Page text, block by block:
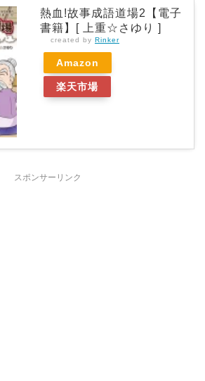
熱血!故事成語道場2【電子
書籍】[ 上重☆さゆり ]
created by Rinker
Amazon
楽天市場
スポンサーリンク